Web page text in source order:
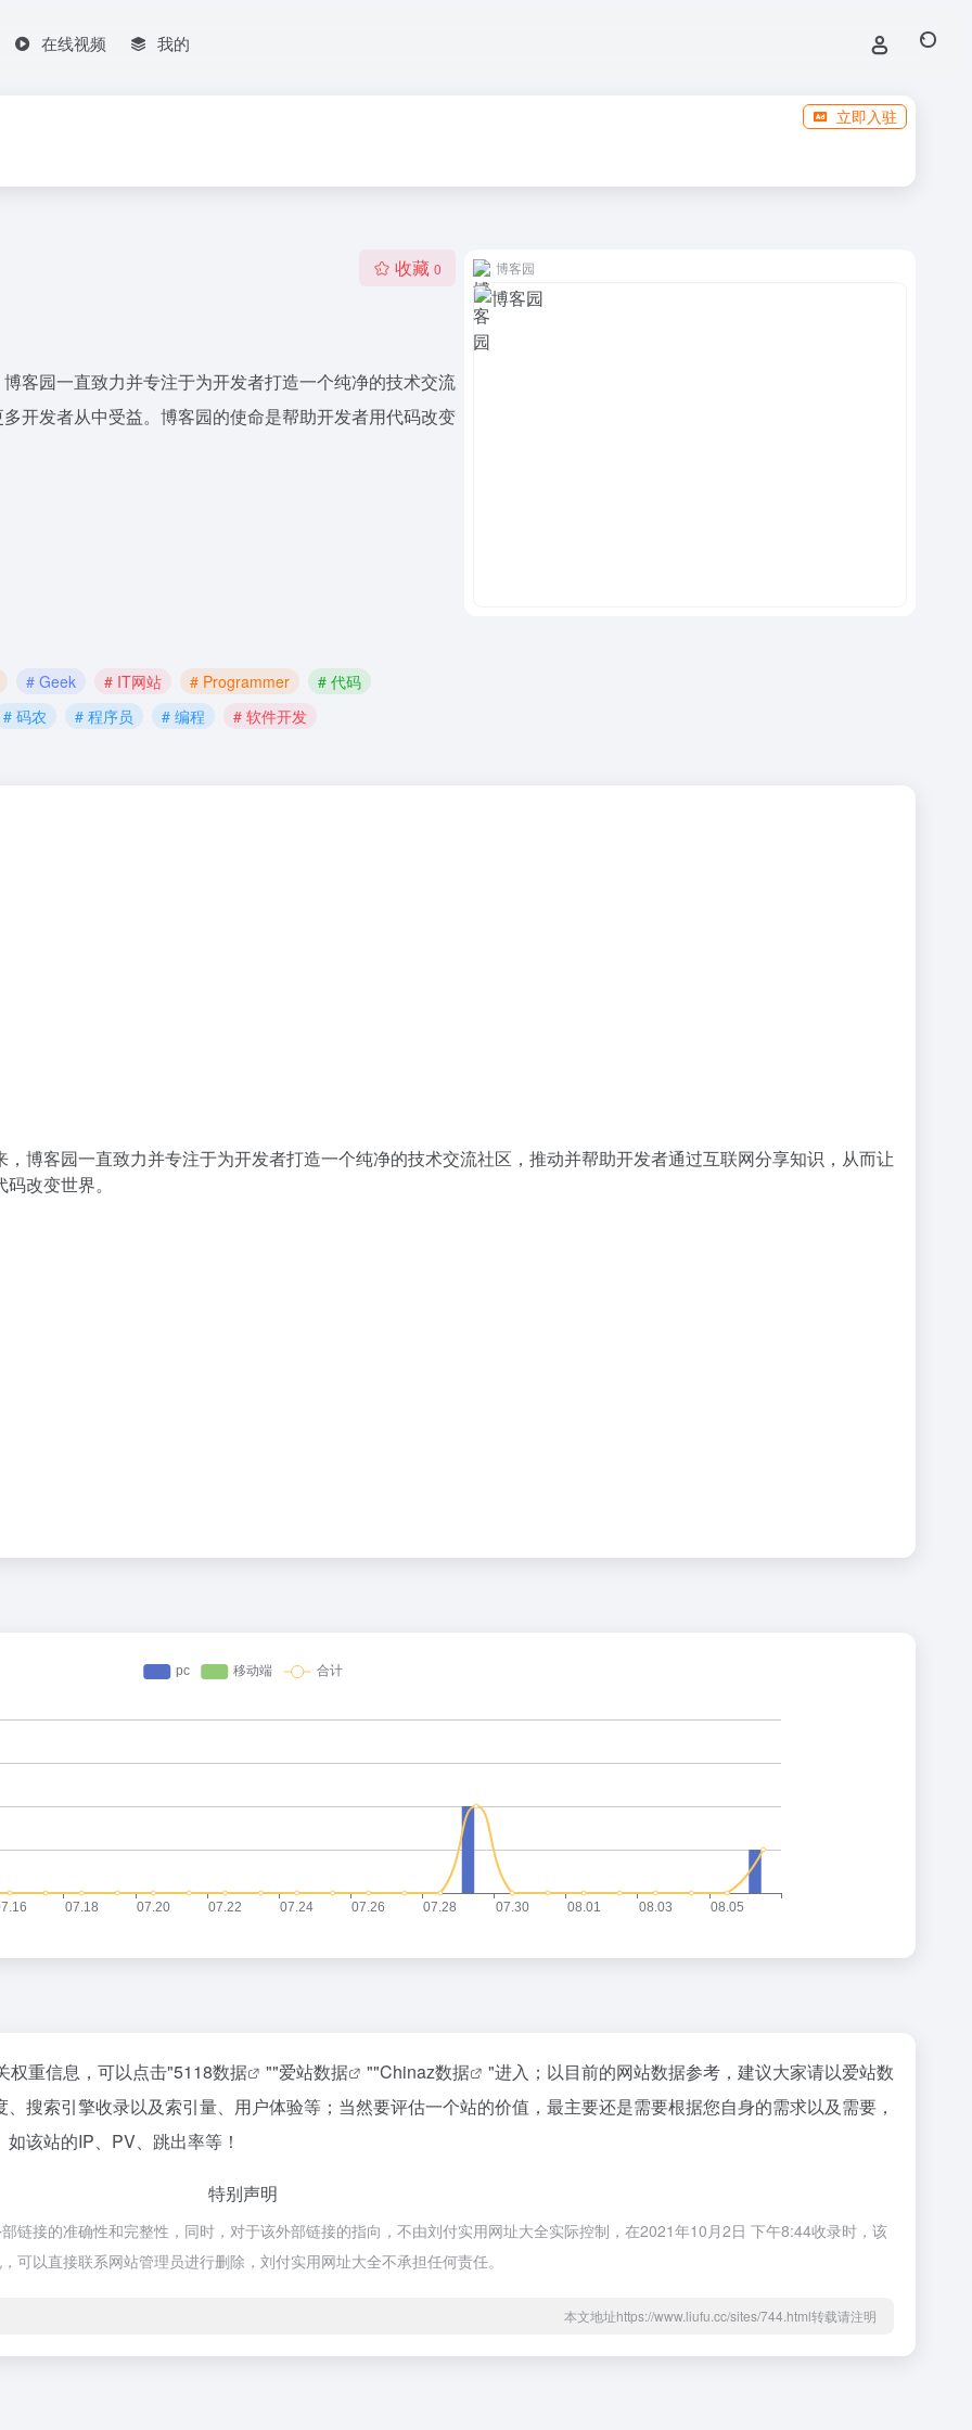
在线视频 我的
立即入驻
收藏 0
客园一直致力并专注于为开发者打造一个纯净的技术交流
开发者从中受益。博客园的使命是帮助开发者用代码改变
# Geek # IT网站 # Programmer
# 代码
# 码农
# 程序员 # 编程 # 软件开发
博客园
博客园一直致力并专注于为开发者打造一个纯净的技术交流社区，推动并帮助开发者通过互联网分享知识，从而让
改变世界。
权重信息，可以点击"5118数据 ""爱站数据 ""Chinaz数据
"进入；以目前的网站数据参考，建议大家请以爱站数
搜索引擎收录以及索引量、用户体验等；当然要评估一个站的价值，最主要还是需要根据您自身的需求以及需要，
该站的IP、PV、跳出率等！
特别声明
链接的准确性和完整性，同时，对于该外部链接的指向，不由刘付实用网址大全实际控制，在2021年10月2日 下午8:44收录时，该
以直接联系网站管理员进行删除，刘付实用网址大全不承担任何责任。
本文地址https://www.liufu.cc/sites/744.html转载请注明